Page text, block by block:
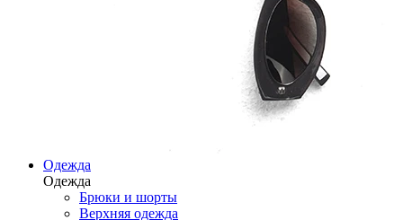
Одежда
Одежда
Брюки и шорты
Верхняя одежда